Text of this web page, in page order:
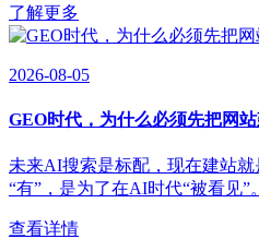
了解更多
2026-08-05
GEO时代，为什么必须先把网站
未来AI搜索是标配，现在建站
“有”，是为了在AI时代“被看见”
查看详情